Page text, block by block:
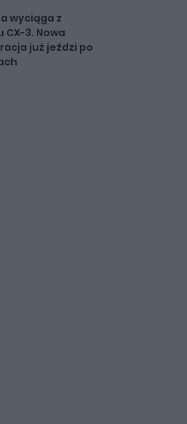
wyciąga z
CX-3. Nowa
już jeździ po